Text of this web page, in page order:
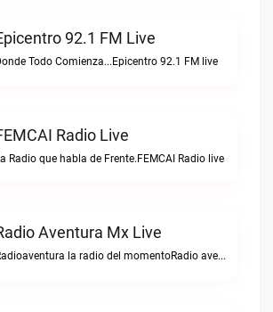
92.1 FM Live
Todo Comienza...Epicentro 92.1 FM live
Radio Live
Radio que habla de Frente.FEMCAI Radio live
Aventura Mx Live
Radioaventura la radio del momentoRadio aventura mx live